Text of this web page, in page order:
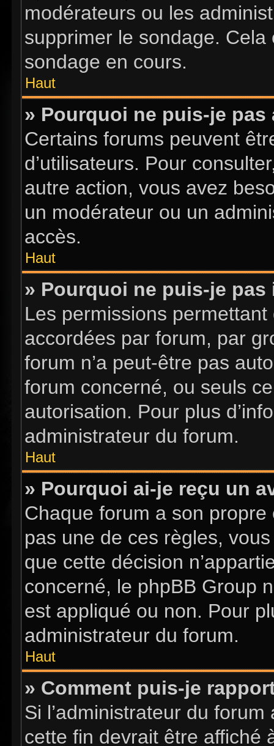
modérateurs ou les
supprimer le sondage. Cela
sondage en cours.
Haut
» Pourquoi ne puis-je
Certains forums peuvent
d’utilisateurs. Pour
autre action, vous avez
un modérateur ou un
accès.
Haut
» Pourquoi ne puis-je
Les permissions
accordées par forum, par
forum n’a peut-être pas
forum concerné, ou seuls
autorisation. Pour plus
administrateur du forum.
Haut
» Pourquoi ai-je reçu un
Chaque forum a son
pas une de ces règles,
que cette décision
concerné, le phpBB Group
est appliqué ou non. Pour
administrateur du forum.
Haut
» Comment puis-je
Si l’administrateur du
cette fin devrait être affiché